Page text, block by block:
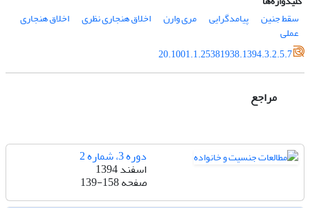
سقط جنین
پیامدگرایی مری وارن اخلاق هنجاری نظری اخلاق هنجاری
عملی
20.1001.1.25381938.1394.3.2.5.7
مراجع
دوره 3، شماره 2
اسفند 1394
صفحه139-158